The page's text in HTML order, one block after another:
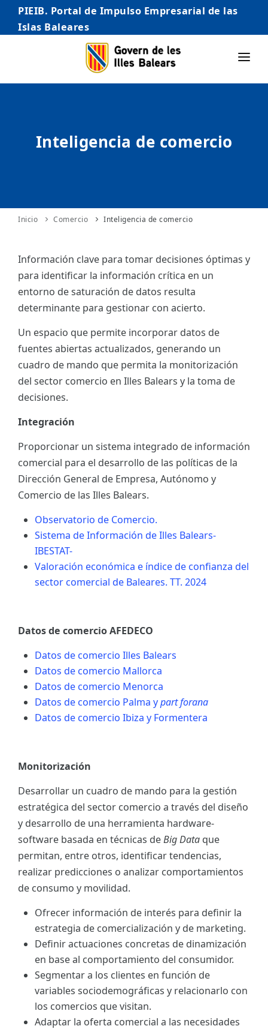
PIEIB. Portal de Impulso Empresarial de las
Islas Baleares
INICIO
AUTÓNOMO/AUTÓNOMA
INTERNACIONALIZACIÓN
ES
Inteligencia de comercio
Inicio Comercio Inteligencia de comercio
Información clave para tomar decisiones óptimas y
para identificar la información crítica en un
entorno de saturación de datos resulta
determinante para gestionar con acierto.
Un espacio que permite incorporar datos de
fuentes abiertas actualizados, generando un
cuadro de mando que permita la monitorización
del sector comercio en Illes Balears y la toma de
decisiones.
Integración
Proporcionar un sistema integrado de información
comercial para el desarrollo de las políticas de la
Dirección General de Empresa, Autónomo y
Comercio de las Illes Balears.
Observatorio de Comercio.
Sistema de Información de Illes Balears-
IBESTAT-
Valoración económica e índice de confianza del
sector comercial de Baleares. TT. 2024
Datos de comercio AFEDECO
Datos de comercio Illes Balears
Datos de comercio Mallorca
Datos de comercio Menorca
Datos de comercio Palma ypart forana
Datos de comercio Ibiza y Formentera
Monitorización
Desarrollar un cuadro de mando para la gestión
estratégica del sector comercio a través del diseño
y desarrollo de una herramienta hardware-
software basada en técnicas deBig Data que
permitan, entre otros, identificar tendencias,
realizar predicciones o analizar comportamientos
de consumo y movilidad.
Ofrecer información de interés para definir la
estrategia de comercialización y de marketing.
Definir actuaciones concretas de dinamización
en base al comportamiento del consumidor.
Segmentar a los clientes en función de
variables sociodemográficas y relacionarlo con
los comercios que visitan.
Adaptar la oferta comercial a las necesidades